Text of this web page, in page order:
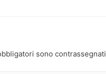
sono contrassegnati